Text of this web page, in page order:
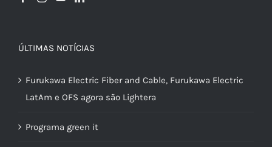
ÚLTIMAS NOTÍCIAS
Furukawa Electric Fiber and Cable, Furukawa Electric
LatAm e OFS agora são Lightera
Programa green it